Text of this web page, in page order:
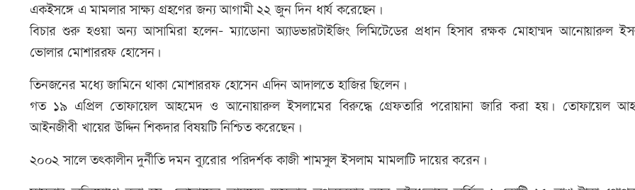
একইসঙ্গে এ মামলার সাক্ষ্য গ্রহণের জন্য আগামী ২২ জুন দিন ধার্য করেছেন।
বিচার শুরু হওয়া অন্য আসামিরা হলেন- ম্যাডোনা অ্যাডভারটাইজিং লিমিটেডের প্রধান হিসাব রক্ষক মোহাম্মদ আনোয়ারুল
ভোলার মোশাররফ হোসেন।
তিনজনের মধ্যে জামিনে থাকা মোশাররফ হোসেন এদিন আদালতে হাজির ছিলেন।
গত ১৯ এপ্রিল তোফায়েল আহমেদ ও আনোয়ারুল ইসলামের বিরুদ্ধে গ্রেফতারি পরোয়ানা জারি করা হয়। তোফায়েল
আইনজীবী খায়ের উদ্দিন শিকদার বিষয়টি নিশ্চিত করেছেন।
২০০২ সালে তৎকালীন দুর্নীতি দমন ব্যুরোর পরিদর্শক কাজী শামসুল ইসলাম মামলাটি দায়ের করেন।